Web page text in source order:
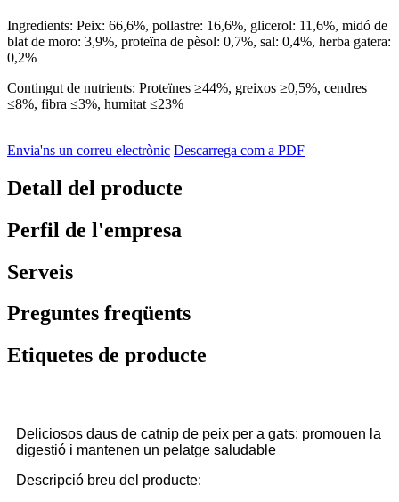
Ingredients: Peix: 66,6%, pollastre: 16,6%, glicerol: 11,6%, midó de
blat de moro: 3,9%, proteïna de pèsol: 0,7%, sal: 0,4%, herba gatera:
0,2%
Contingut de nutrients: Proteïnes ≥44%, greixos ≥0,5%, cendres
≤8%, fibra ≤3%, humitat ≤23%
Envia'ns un correu electrònic Descarrega com a PDF
Detall del producte
Perfil de l'empresa
Serveis
Preguntes freqüents
Etiquetes de producte
Deliciosos daus de catnip de peix per a gats: promouen la
digestió i mantenen un pelatge saludable
Descripció breu del producte: